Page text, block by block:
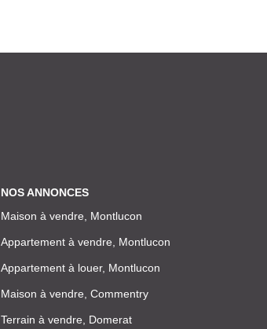
NOS ANNONCES
Maison à vendre, Montlucon
Appartement à vendre, Montlucon
Appartement à louer, Montlucon
Maison à vendre, Commentry
Terrain à vendre, Domerat